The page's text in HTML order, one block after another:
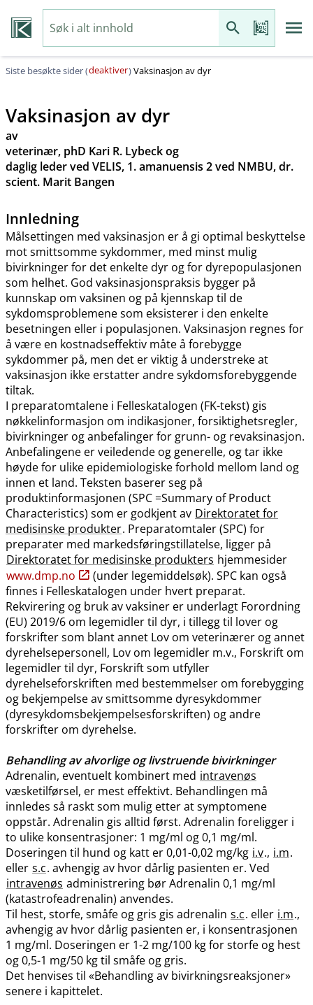
Siste besøkte sider (deaktiver)Vaksinasjon av dyr
Vaksinasjon av dyr
av
veterinær, phD Kari R. Lybeck og
daglig leder ved VELIS, 1. amanuensis 2 ved NMBU, dr.
scient. Marit Bangen
Innledning
Målsettingen med vaksinasjon er å gi optimal beskyttelse
mot smittsomme sykdommer, med minst mulig
bivirkninger for det enkelte dyr og for dyrepopulasjonen
som helhet. God vaksinasjonspraksis bygger på
kunnskap om vaksinen og på kjennskap til de
sykdomsproblemene som eksisterer i den enkelte
besetningen eller i populasjonen. Vaksinasjon regnes for
å være en kostnadseffektiv måte å forebygge
sykdommer på, men det er viktig å understreke at
vaksinasjon ikke erstatter andre sykdomsforebyggende
tiltak.
I preparatomtalene i Felleskatalogen (FK-tekst) gis
nøkkelinformasjon om indikasjoner, forsiktighetsregler,
bivirkninger og anbefalinger for grunn- og revaksinasjon.
Anbefalingene er veiledende og generelle, og tar ikke
høyde for ulike epidemiologiske forhold mellom land og
innen et land. Teksten baserer seg på
produktinformasjonen (SPC =Summary of Product
Characteristics) som er godkjent av Direktoratet for
medisinske produkter. Preparatomtaler (SPC) for
preparater med markedsføringstillatelse, ligger på
Direktoratet for medisinske produkters hjemmesider
www.dmp.no
(under legemiddelsøk). SPC kan også
finnes i Felleskatalogen under hvert preparat.
Rekvirering og bruk av vaksiner er underlagt Forordning
(EU) 2019/6 om legemidler til dyr, i tillegg til lover og
forskrifter som blant annet Lov om veterinærer og annet
dyrehelsepersonell, Lov om legemidler m.v., Forskrift om
legemidler til dyr, Forskrift som utfyller
dyrehelseforskriften med bestemmelser om forebygging
og bekjempelse av smittsomme dyresykdommer
(dyresykdomsbekjempelsesforskriften) og andre
forskrifter om dyrehelse.
Behandling av alvorlige og livstruende bivirkninger
Adrenalin, eventuelt kombinert med intravenøs
væsketilførsel, er mest effektivt. Behandlingen må
innledes så raskt som mulig etter at symptomene
oppstår. Adrenalin gis alltid først. Adrenalin foreligger i
to ulike konsentrasjoner: 1 mg/ml og 0,1 mg​/​ml.
Doseringen til hund og katt er 0,01-0,02 mg/kg i.v., i.m.
eller s.c. avhengig av hvor dårlig pasienten er. Ved
intravenøs administrering bør Adrenalin 0,1 mg/ml
(katastrofeadrenalin) anvendes.
Til hest, storfe, småfe og gris gis adrenalin s.c. eller i.m.,
avhengig av hvor dårlig pasienten er, i konsentrasjonen
1 mg​/​ml. Doseringen er 1-2 mg/100 kg for storfe og hest
og 0,5-1 mg/50 kg til småfe og gris.
Det henvises til «Behandling av bivirkningsreaksjoner»
senere i kapittelet.